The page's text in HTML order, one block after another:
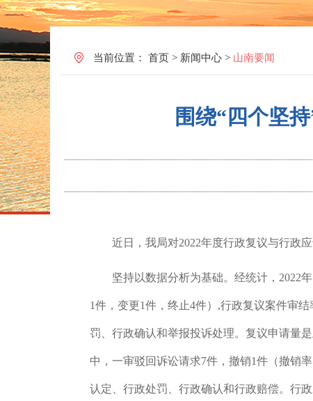
当前位置： 首页 > 新闻中心 > 山南要闻
围绕“四个坚
近日，我局对2022年度行政复议与行政
坚持以数据分析为基础。 经统计， 2022
1件，变更1件，终止4件） ,行政复议案件审结
罚、行政确认和举报投诉处理。复议申请量
中，一审驳回诉讼请求7件，撤销1件（撤销
认定、行政处罚、行政确认和行政赔偿。行